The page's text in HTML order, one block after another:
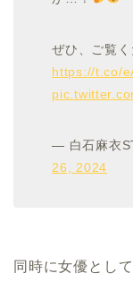
ぜひ、ご覧く
https://t.co/
— 白石麻衣
26, 2024
同時に女優とし